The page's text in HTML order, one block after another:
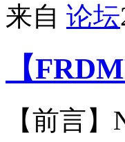
来自 论坛
【
【前言